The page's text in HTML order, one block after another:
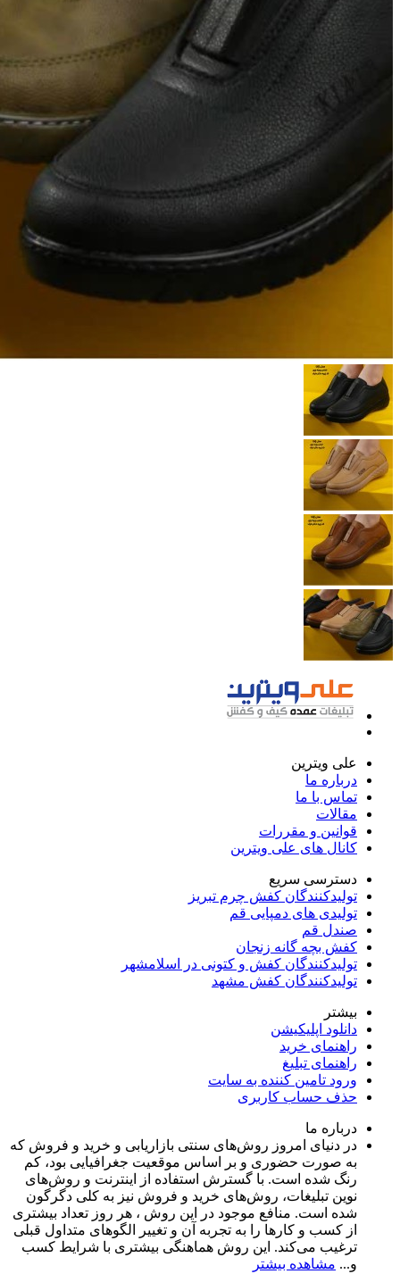
علی ویترین
درباره ما
تماس با ما
مقالات
قوانین و مقررات
کانال های علی ویترین
دسترسی سریع
تولیدکنندگان کفش چرم تبریز
تولیدی های دمپایی قم
صندل قم
کفش بچه گانه زنجان
تولیدکنندگان کفش و کتونی در اسلامشهر
تولیدکنندگان کفش مشهد
بیشتر
دانلود اپلیکیشن
راهنمای خرید
راهنمای تبلیغ
ورود تامین کننده به سایت
حذف حساب کاربری
درباره ما
در دنیای امروز روش‌های سنتی بازاریابی و خرید و فروش که
به صورت حضوری و بر اساس موقعیت جغرافیایی بود، کم
رنگ شده است. با گسترش استفاده از اینترنت و روش‌های
نوین تبلیغات، روش‌های خرید و فروش نیز به کلی دگرگون
شده است. منافع موجود در این روش ، هر روز تعداد بیشتری
از کسب و کارها را به تجربه‌ آن و تغییر الگوهای متداول قبلی
ترغیب می‌کند. این روش هماهنگی بیشتری با شرایط کسب
و... مشاهده بیشتر